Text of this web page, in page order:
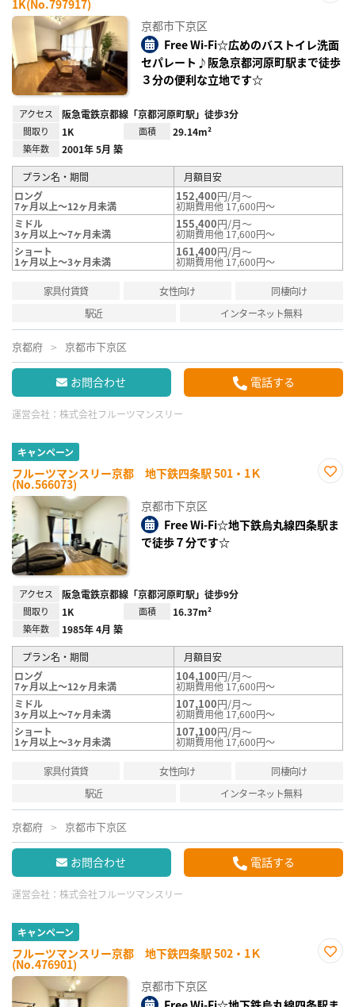
1K(No.797917)
録
京都市下京区
Free Wi-Fi☆広めのバストイレ洗面
セパレート♪阪急京都河原町駅まで徒歩
３分の便利な立地です☆
アクセス 阪急電鉄京都線「京都河原町駅」徒歩3分
間取り 1K 面積 29.14m²
築年数 2001年 5月 築
プラン名・期間
月額目安
ロング
7ヶ月以上～12ヶ月未満
152,400円/月～
初期費用他 17,600円～
ミドル
3ヶ月以上～7ヶ月未満
155,400円/月～
初期費用他 17,600円～
ショート
1ヶ月以上～3ヶ月未満
161,400円/月～
初期費用他 17,600円～
家具付賃貸 女性向け
同棲向け
駅近
インターネット無料
京都府 京都市下京区
お問合わせ 電話する
運営会社： 株式会社フルーツマンスリー
キャンペーン
フルーツマンスリー京都 地下鉄四条駅 501・1Ｋ
(No.566073)
録
京都市下京区
Free Wi-Fi☆地下鉄烏丸線四条駅ま
で徒歩７分です☆
アクセス 阪急電鉄京都線「京都河原町駅」徒歩9分
間取り 1K 面積 16.37m²
築年数 1985年 4月 築
プラン名・期間
月額目安
ロング
7ヶ月以上～12ヶ月未満
104,100円/月～
初期費用他 17,600円～
ミドル
3ヶ月以上～7ヶ月未満
107,100円/月～
初期費用他 17,600円～
ショート
1ヶ月以上～3ヶ月未満
107,100円/月～
初期費用他 17,600円～
家具付賃貸 女性向け
同棲向け
駅近
インターネット無料
京都府 京都市下京区
お問合わせ 電話する
運営会社： 株式会社フルーツマンスリー
キャンペーン
フルーツマンスリー京都 地下鉄四条駅 502・1Ｋ
(No.476901)
録
京都市下京区